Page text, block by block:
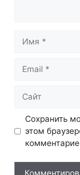
Имя
Email
Сайт
Сохранить
этом